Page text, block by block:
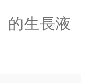
的生長液